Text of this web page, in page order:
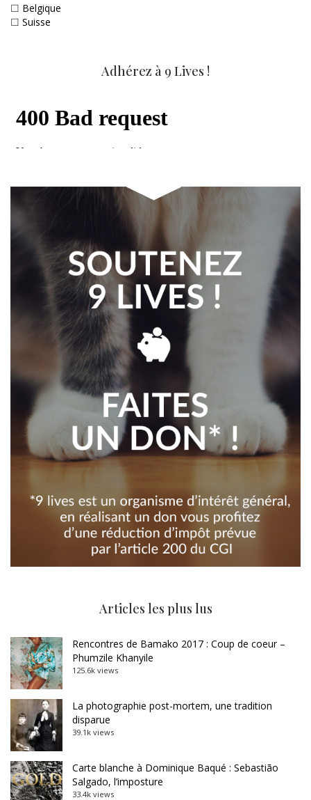
☐ Belgique
☐ Suisse
Adhérez à 9 Lives !
Articles les plus lus
Rencontres de Bamako 2017 : Coup de coeur –
Phumzile Khanyile
125.6k views
La photographie post-mortem, une tradition
disparue
39.1k views
Carte blanche à Dominique Baqué : Sebastião
Salgado, l’imposture
33.4k views